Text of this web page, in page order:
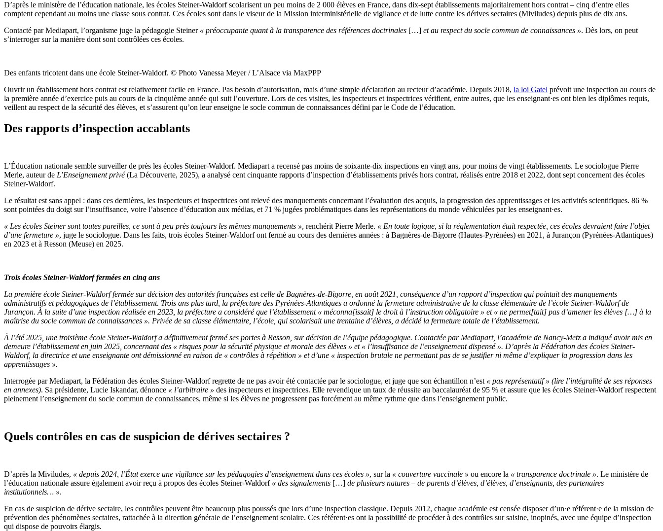
D’après le ministère de l’éducation nationale, les écoles Steiner-Waldorf scolarisent un peu moins de 2 000 élèves en France, dans dix-sept établissements majoritairement hors contrat – cinq d’entre elles
comptent cependant au moins une classe sous contrat. Ces écoles sont dans le viseur de la Mission interministérielle de vigilance et de lutte contre les dérives sectaires (Miviludes) depuis plus de dix ans.
Contacté par Mediapart, l’organisme juge la pédagogie Steiner « préoccupante quant à la transparence des références doctrinales […] et au respect du socle commun de connaissances ». Dès lors, on peut
s’interroger sur la manière dont sont contrôlées ces écoles.
Des enfants tricotent dans une école Steiner-Waldorf. © Photo Vanessa Meyer / L’Alsace via MaxPPP
Ouvrir un établissement hors contrat est relativement facile en France. Pas besoin d’autorisation, mais d’une simple déclaration au recteur d’académie. Depuis 2018, la loi Gatel prévoit une inspection au cours de
la première année d’exercice puis au cours de la cinquième année qui suit l’ouverture. Lors de ces visites, les inspecteurs et inspectrices vérifient, entre autres, que les enseignant·es ont bien les diplômes requis,
veillent au respect de la sécurité des élèves, et s’assurent qu’on leur enseigne le socle commun de connaissances défini par le Code de l’éducation.
Des rapports d’inspection accablants
L’Éducation nationale semble surveiller de près les écoles Steiner-Waldorf. Mediapart a recensé pas moins de soixante-dix inspections en vingt ans, pour moins de vingt établissements. Le sociologue Pierre
Merle, auteur de L’Enseignement privé(La Découverte, 2025), a analysé cent cinquante rapports d’inspection d’établissements privés hors contrat, réalisés entre 2018 et 2022, dont sept concernent des écoles
Steiner-Waldorf.
Le résultat est sans appel : dans ces dernières, les inspecteurs et inspectrices ont relevé des manquements concernant l’évaluation des acquis, la progression des apprentissages et les activités scientifiques. 86 %
sont pointées du doigt sur l’insuffisance, voire l’absence d’éducation aux médias, et 71 % jugées problématiques dans les représentations du monde véhiculées par les enseignant·es.
« Les écoles Steiner sont toutes pareilles, ce sont à peu près toujours les mêmes manquements », renchérit Pierre Merle. « En toute logique, si la réglementation était respectée, ces écoles devraient faire l’objet
d’une fermeture », juge le sociologue. Dans les faits, trois écoles Steiner-Waldorf ont fermé au cours des dernières années : à Bagnères-de-Bigorre (Hautes-Pyrénées) en 2021, à Jurançon (Pyrénées-Atlantiques)
en 2023 et à Resson (Meuse) en 2025.
Trois écoles Steiner-Waldorf fermées en cinq ans
La première école Steiner-Waldorf fermée sur décision des autorités françaises est celle de Bagnères-de-Bigorre, en août 2021, conséquence d’un rapport d’inspection qui pointait des manquements
administratifs et pédagogiques de l’établissement. Trois ans plus tard, la préfecture des Pyrénées-Atlantiques a ordonné la fermeture administrative de la classe élémentaire de l’école Steiner-Waldorf de
Jurançon. À la suite d’une inspection réalisée en 2023, la préfecture a considéré que l’établissement « méconna[issait] le droit à l’instruction obligatoire » et « ne permet[tait] pas d’amener les élèves […] à la
maîtrise du socle commun de connaissances ». Privée de sa classe élémentaire, l’école, qui scolarisait une trentaine d’élèves, a décidé la fermeture totale de l’établissement.
À l’été 2025, une troisième école Steiner-Waldorf a définitivement fermé ses portes à Resson, sur décision de l’équipe pédagogique. Contactée par Mediapart, l’académie de Nancy-Metz a indiqué avoir mis en
demeure l’établissement en juin 2025, concernant des « risques pour la sécurité physique et morale des élèves » et « l’insuffisance de l’enseignement dispensé ». D’après la Fédération des écoles Steiner-
Waldorf, la directrice et une enseignante ont démissionné en raison de « contrôles à répétition » et d’une « inspection brutale ne permettant pas de se justifier ni même d’expliquer la progression dans les
apprentissages ».
Interrogée par Mediapart, la Fédération des écoles Steiner-Waldorf regrette de ne pas avoir été contactée par le sociologue, et juge que son échantillon n’est « pas représentatif » (lire l’intégralité de ses réponses
en annexes). Sa présidente, Lucie Iskandar, dénonce « l’arbitraire » des inspecteurs et inspectrices. Elle revendique un taux de réussite au baccalauréat de 95 % et assure que les écoles Steiner-Waldorf respectent
pleinement l’enseignement du socle commun de connaissances, même si les élèves ne progressent pas forcément au même rythme que dans l’enseignement public.
Quels contrôles en cas de suspicion de dérives sectaires ?
D’après la Miviludes, « depuis 2024, l’État exerce une vigilance sur les pédagogies d’enseignement dans ces écoles », sur la « couverture vaccinale » ou encore la « transparence doctrinale ». Le ministère de
l’éducation nationale assure également avoir reçu à propos des écoles Steiner-Waldorf « des signalements […] de plusieurs natures – de parents d’élèves, d’élèves, d’enseignants, des partenaires
institutionnels… ».
En cas de suspicion de dérive sectaire, les contrôles peuvent être beaucoup plus poussés que lors d’une inspection classique. Depuis 2012, chaque académie est censée disposer d’un·e référent·e de la mission de
prévention des phénomènes sectaires, rattachée à la direction générale de l’enseignement scolaire. Ces référent·es ont la possibilité de procéder à des contrôles sur saisine, inopinés, avec une équipe d’inspection
qui dispose de pouvoirs élargis.